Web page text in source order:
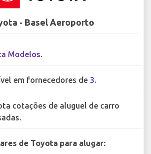
- Basel Aeroporto
Modelos.
em fornecedores de 3.
cotações de aluguel de carro
de Toyota para alugar: